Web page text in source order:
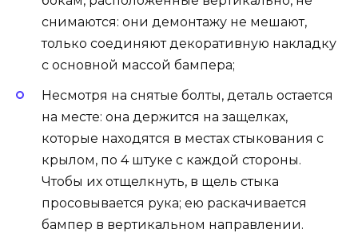
снимаются: они демонтажу не мешают,
только соединяют декоративную накладку
с основной массой бампера;
Несмотря на снятые болты, деталь остается
на месте: она держится на защелках,
которые находятся в местах стыкования с
крылом, по 4 штуке с каждой стороны.
Чтобы их отщелкнуть, в щель стыка
просовывается рука; ею раскачивается
бампер в вертикальном направлении.